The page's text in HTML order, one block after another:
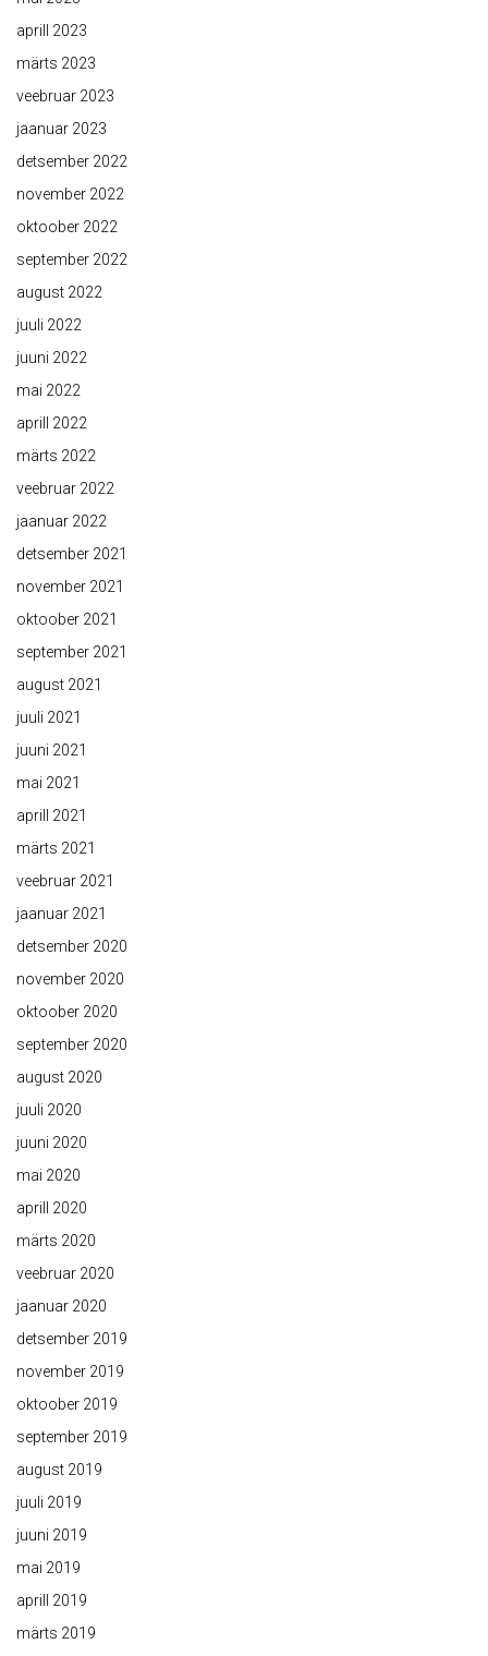
aprill 2023
märts 2023
veebruar 2023
jaanuar 2023
detsember 2022
november 2022
oktoober 2022
september 2022
august 2022
juuli 2022
juuni 2022
mai 2022
aprill 2022
märts 2022
veebruar 2022
jaanuar 2022
detsember 2021
november 2021
oktoober 2021
september 2021
august 2021
juuli 2021
juuni 2021
mai 2021
aprill 2021
märts 2021
veebruar 2021
jaanuar 2021
detsember 2020
november 2020
oktoober 2020
september 2020
august 2020
juuli 2020
juuni 2020
mai 2020
aprill 2020
märts 2020
veebruar 2020
jaanuar 2020
detsember 2019
november 2019
oktoober 2019
september 2019
august 2019
juuli 2019
juuni 2019
mai 2019
aprill 2019
märts 2019